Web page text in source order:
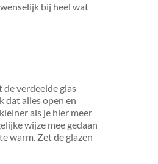
bij heel wat
verdeelde glas
dat alles open en
als je hier meer
wijze mee gedaan
warm. Zet de glazen